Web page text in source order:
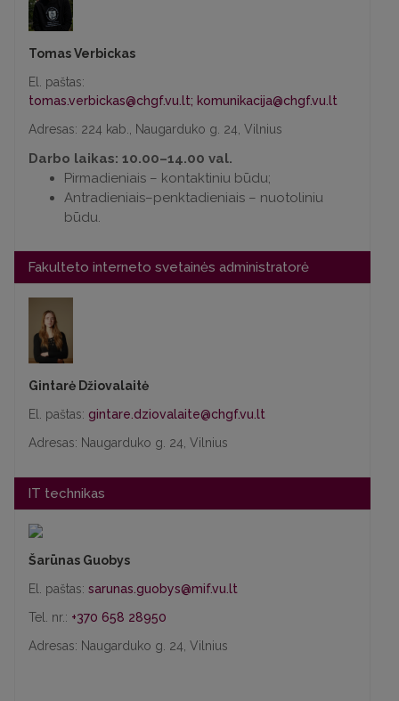
Tomas Verbickas
El. paštas:
tomas.verbickas@chgf.vu.lt; komunikacija@chgf.vu.lt
Adresas: 224 kab., Naugarduko g. 24, Vilnius
Darbo laikas: 10.00–14.00 val.
Pirmadieniais – kontaktiniu būdu;
Antradieniais–penktadieniais – nuotoliniu
būdu.
Fakulteto interneto svetainės administratorė
Gintarė Džiovalaitė
El. paštas:
Adresas: Naugarduko g. 24, Vilnius
IT technikas
Šarūnas Guobys
El. paštas: sarunas.guobys@mif.vu.lt
Tel. nr.: +370 658 28950
Adresas: Naugarduko g. 24, Vilnius